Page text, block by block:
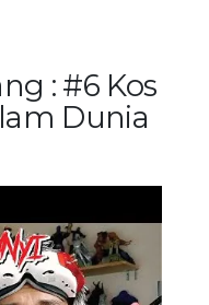
: #6 Kos
Dunia